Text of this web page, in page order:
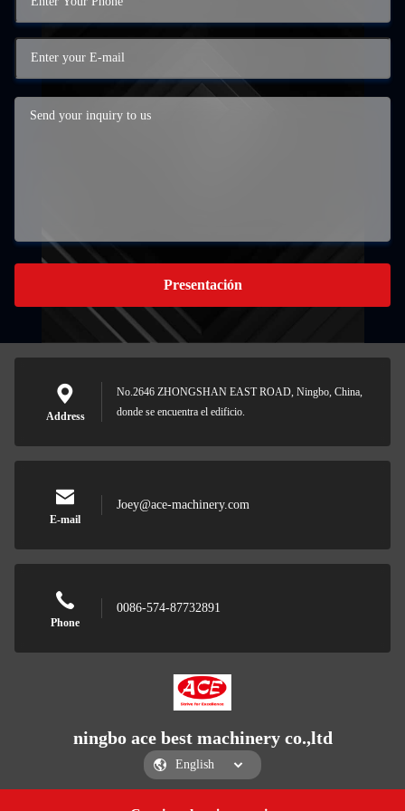
Presentación
Address
No.2646 ZHONGSHAN EAST ROAD, Ningbo, China,
donde se encuentra el edificio.
E-mail
Joey@ace-machinery.com
Phone
0086-574-87732891
ningbo ace best machinery co.,ltd